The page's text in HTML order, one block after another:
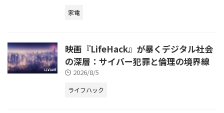
家電
映画『LifeHack』が暴くデジタル社会
の深層：サイバー犯罪と倫理の境界線
2026/8/5
ライフハック